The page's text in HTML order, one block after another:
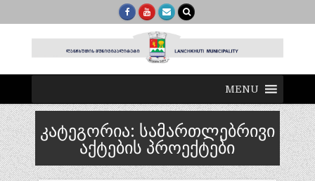
MENU
კატეგორია: სამართლებრივი
აქტების პროექტები